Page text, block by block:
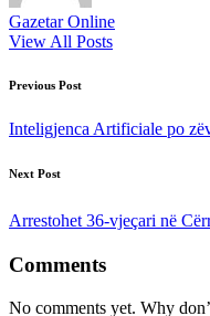
Gazetar Online
View All Posts
Post
navigation
Previous Post
Inteligjenca Artificiale po
Next Post
Arrestohet 36-vjeçari në
Comments
No comments yet. Why